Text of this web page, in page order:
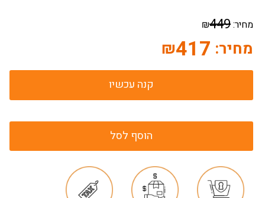
מחיר:449
₪
מחיר: 417
₪
קנה עכשיו
הוסף לסל